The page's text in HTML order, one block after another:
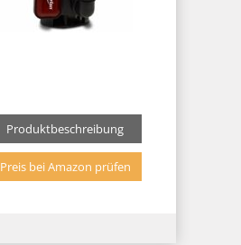
Produktbeschreibung
Preis bei Amazon prüfen